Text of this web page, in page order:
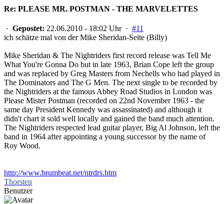
Re: PLEASE MR. POSTMAN - THE MARVELETTES
· Gepostet: 22.06.2010 - 18:02 Uhr · #11
ich schätze mal von der Mike Sheridan-Seite (Billy)
Mike Sheridan & The Nightriders first record release was Tell Me
What You're Gonna Do but in late 1963, Brian Cope left the group
and was replaced by Greg Masters from Nechells who had played in
The Dominators and The G Men. The next single to be recorded by
the Nightriders at the famous Abbey Road Studios in London was
Please Mister Postman (recorded on 22nd November 1963 - the
same day President Kennedy was assassinated) and although it
didn't chart it sold well locally and gained the band much attention.
The Nightriders respected lead guitar player, Big Al Johnson, left the
band in 1964 after appointing a young successor by the name of
Roy Wood.
http://www.brumbeat.net/ntrdrs.htm
Thorsten
Benutzer